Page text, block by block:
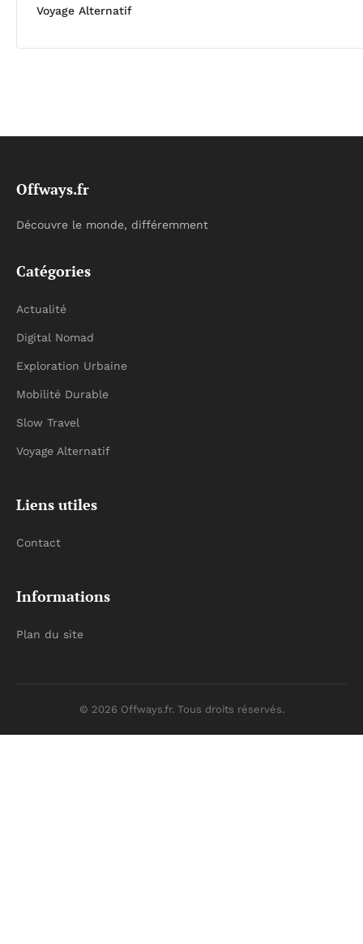
Voyage Alternatif
Offways.fr
Découvre le monde, différemment
Catégories
Actualité
Digital Nomad
Exploration Urbaine
Mobilité Durable
Slow Travel
Voyage Alternatif
Liens utiles
Contact
Informations
Plan du site
© 2026 Offways.fr. Tous droits réservés.